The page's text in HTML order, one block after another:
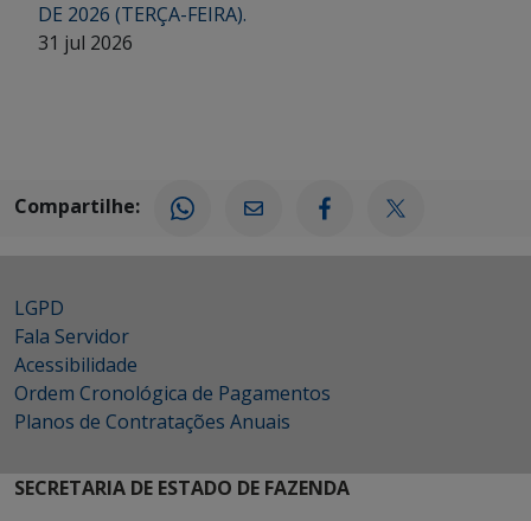
DE 2026 (TERÇA-FEIRA).
31 jul 2026
Compartilhe:
LGPD
Fala Servidor
Acessibilidade
Ordem Cronológica de Pagamentos
Planos de Contratações Anuais
SECRETARIA DE ESTADO DE FAZENDA